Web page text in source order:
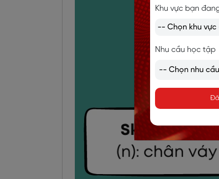
Khu vực bạn
Nhu cầu học tập